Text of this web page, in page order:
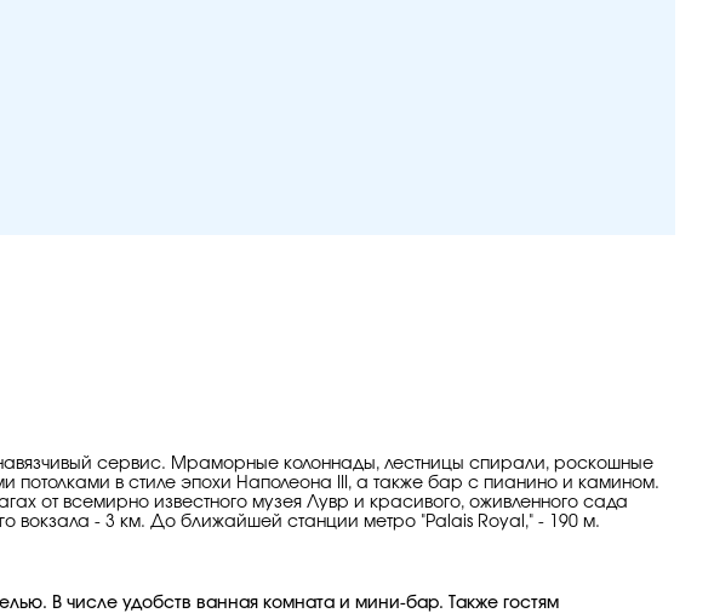
сервис. Мраморные колоннады, лестницы спирали, роскошные
в стиле эпохи Наполеона III, а также бар с пианино и камином.
от всемирно известного музея Лувр и красивого, оживленного сада
вокзала - 3 км. До ближайшей станции метро "Palais Royal," - 190 м.
В числе удобств ванная комната и мини-бар. Также гостям